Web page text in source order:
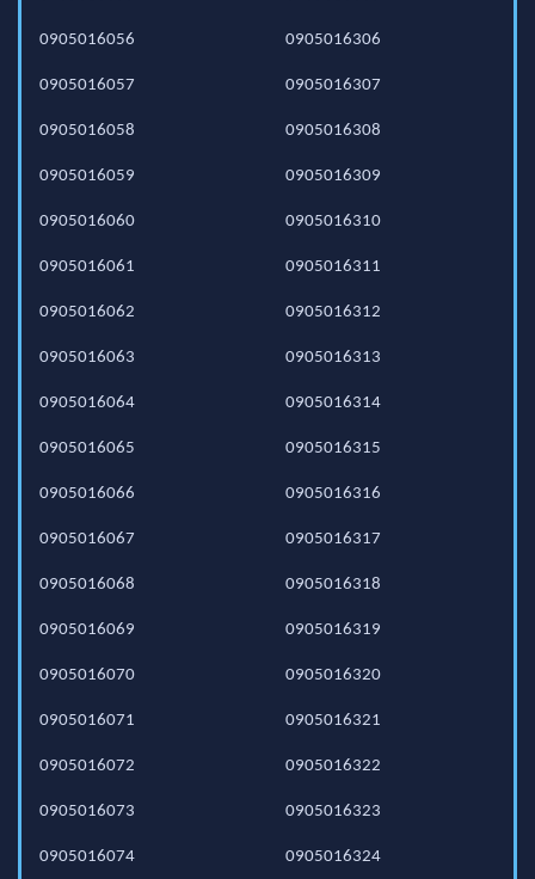
0905016056
0905016057
0905016058
0905016059
0905016060
0905016061
0905016062
0905016063
0905016064
0905016065
0905016066
0905016067
0905016068
0905016069
0905016070
0905016071
0905016072
0905016073
0905016074
0905016306
0905016307
0905016308
0905016309
0905016310
0905016311
0905016312
0905016313
0905016314
0905016315
0905016316
0905016317
0905016318
0905016319
0905016320
0905016321
0905016322
0905016323
0905016324